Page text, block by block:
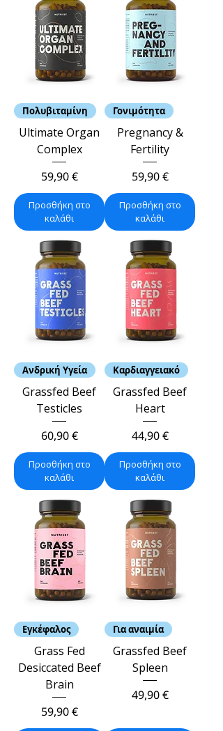
Πολυβιταμίνη
Ultimate Organ
Complex
Τιμή
59,90 €
Προσθήκη στο
καλάθι
Γονιμότητα
Pregnancy &
Fertility
Τιμή
59,90 €
Προσθήκη στο
καλάθι
Ανδρική Υγεία
Grassfed Beef
Testicles
Τιμή
60,90 €
Προσθήκη στο
καλάθι
Καρδιαγγειακό
Grassfed Beef
Heart
Τιμή
44,90 €
Προσθήκη στο
καλάθι
Εγκέφαλος
Grass Fed
Desiccated Beef
Brain
Τιμή
59,90 €
Για αναιμία
Grassfed Beef
Spleen
Τιμή
49,90 €